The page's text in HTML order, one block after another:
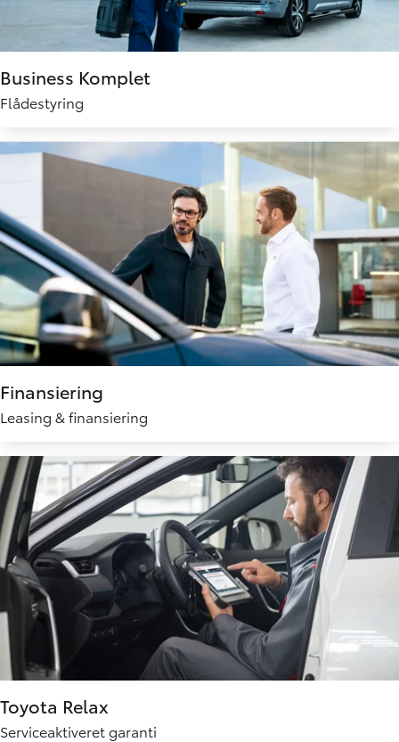
Business Komplet
Flådestyring
Finansiering
Leasing & finansiering
Toyota Relax
Serviceaktiveret garanti